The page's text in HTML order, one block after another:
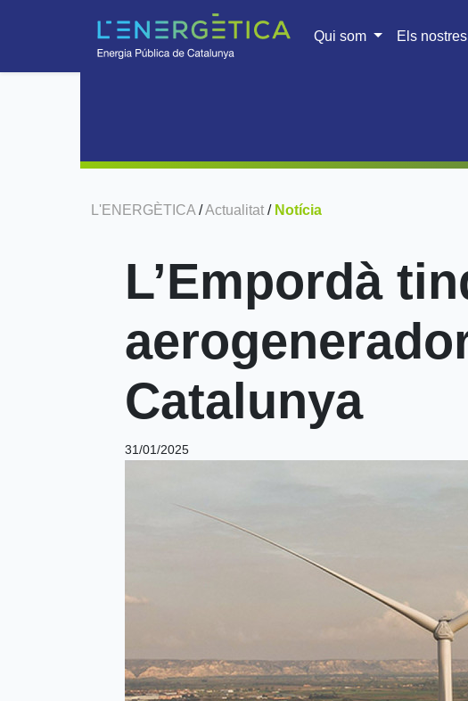
Qui som Els
L'ENERGÈTICA /Actualitat / Notícia
L’Empordà
Catalunya
31/01/2025